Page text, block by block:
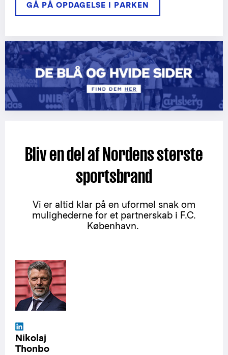
GÅ PÅ OPDAGELSE I PARKEN
Bliv en del af Nordens største
sportsbrand
Vi er altid klar på en uformel snak om
mulighederne for et partnerskab i F.C.
København.
Nikolaj
Thonbo